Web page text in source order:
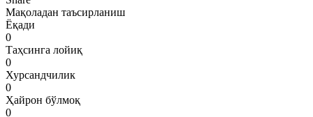
Мақоладан таъсирланиш
Ёқади
0
Таҳсинга лойиқ
0
Хурсандчилик
0
Ҳайрон бўлмоқ
0